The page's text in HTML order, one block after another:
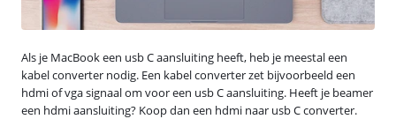
Als je MacBook een usb C aansluiting heeft, heb je meestal een
kabel converter nodig. Een kabel converter zet bijvoorbeeld een
hdmi of vga signaal om voor een usb C aansluiting. Heeft je beamer
een hdmi aansluiting? Koop dan een hdmi naar usb C converter.